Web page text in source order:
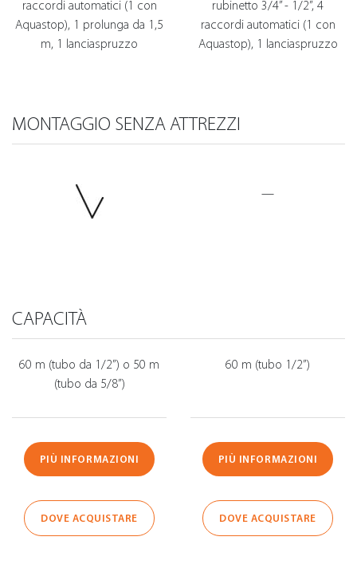
raccordi automatici (1 con
Aquastop), 1 prolunga da 1,5
m, 1 lanciaspruzzo
rubinetto 3/4” - 1/2”, 4
raccordi automatici (1 con
Aquastop), 1 lanciaspruzzo
MONTAGGIO SENZA ATTREZZI
—
CAPACITÀ
60 m (tubo da 1/2”) o 50 m
(tubo da 5/8”)
60 m (tubo 1/2”)
PIÙ INFORMAZIONI PIÙ INFORMAZIONI
DOVE ACQUISTARE DOVE ACQUISTARE